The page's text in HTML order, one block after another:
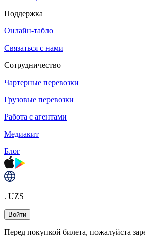
Поддержка
Онлайн-табло
Связаться с нами
Сотрудничество
Чартерные перевозки
Грузовые перевозки
Работа с агентами
Медиакит
Блог
. UZS
Войти
Перед покупкой билета, пожалуйста